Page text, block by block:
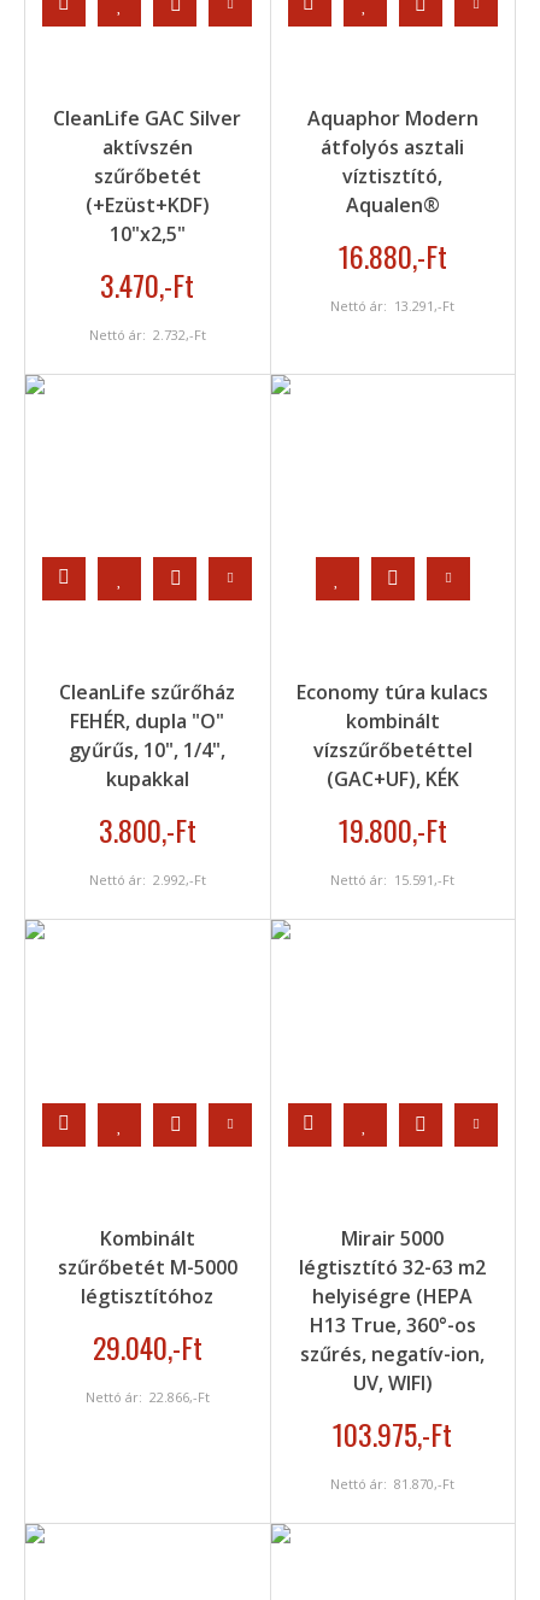
CleanLife GAC Silver
aktívszén
szűrőbetét
(+Ezüst+KDF)
10"x2,5"
3.470,-Ft
Nettó ár: 2.732,-Ft
Aquaphor Modern
átfolyós asztali
víztisztító,
Aqualen®
16.880,-Ft
Nettó ár: 13.291 ,-Ft
CleanLife szűrőház
FEHÉR, dupla "O"
gyűrűs, 10", 1/4",
kupakkal
3.800,-Ft
Nettó ár: 2.992,-Ft
Economy túra kulacs
kombinált
vízszűrőbetéttel
(GAC+UF), KÉK
19.800,-Ft
Nettó ár: 15.591 ,-Ft
Kombinált
szűrőbetét M-5000
légtisztítóhoz
29.040,-Ft
Nettó ár: 22.866,-Ft
Mirair 5000
légtisztító 32-63 m2
helyiségre (HEPA
H13 True, 360°-os
szűrés, negatív-ion,
UV, WIFI)
103.975,-Ft
Nettó ár:81.870,-Ft